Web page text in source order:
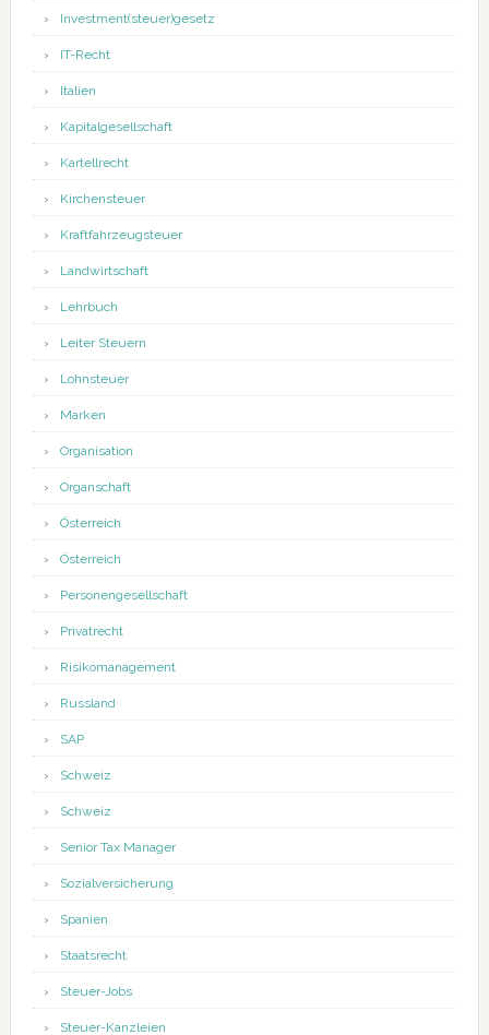
Investment(steuer)gesetz
IT-Recht
Italien
Kapitalgesellschaft
Kartellrecht
Kirchensteuer
Kraftfahrzeugsteuer
Landwirtschaft
Lehrbuch
Leiter Steuern
Lohnsteuer
Marken
Organisation
Organschaft
Österreich
Österreich
Personengesellschaft
Privatrecht
Risikomanagement
Russland
SAP
Schweiz
Schweiz
Senior Tax Manager
Sozialversicherung
Spanien
Staatsrecht
Steuer-Jobs
Steuer-Kanzleien